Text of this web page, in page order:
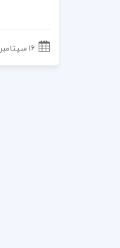
16 سپتامبر 16